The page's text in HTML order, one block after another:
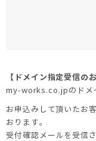
【ドメイン指定受信の
my-works.co.jpのドメ
お申込みして頂いたお
おります。
受付確認メールを受信